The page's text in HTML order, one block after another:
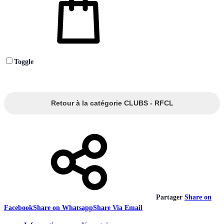
Toggle
Retour à la catégorie CLUBS - RFCL
Partager Share on
FacebookShare on WhatsappShare Via Email